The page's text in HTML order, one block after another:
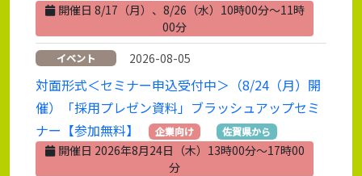
開催日 8/17（月）、8/26（水）10時00分～11時
00分
イベント 2026-08-05
対面形式＜セミナー申込受付中＞（8/24（月）開
催）「採用プレゼン資料」ブラッシュアップセミ
ナー【参加無料】
企業向け 佐賀県から
開催日 2026年8月24日（木）13時00分～17時00
分